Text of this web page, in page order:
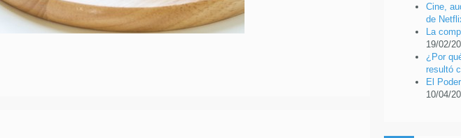
Cine,
de
La
19/02/
¿Por
resultó
El
10/04/